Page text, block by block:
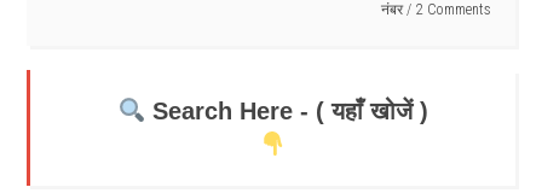
नंबर
2 Comments
Search Here - ( यहाँ खोजें )